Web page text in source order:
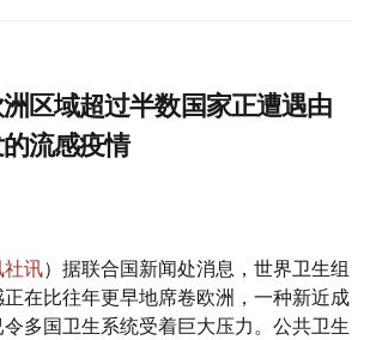
区域超过半数国家正遭遇由
流感疫情
社讯）据联合国新闻处消息，世界卫生组
在比往年更早地席卷欧洲，一种新近成
多国卫生系统受着巨大压力。公共卫生